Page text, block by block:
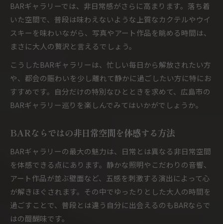
落ち着いたBAR時間を過ごしたい方へ
BARで叶える心安らぐ大人の夜時間の過ごし方
BARでゆったり一人飲みを楽しむ方法を紹介
BARギャラリーでの上手な席選びポイント
クラシックカクテルが彩る上質なひととき
BARのプロが選ぶおすすめカクテルの魅力
BARギャラリーで楽しむウイスキーの奥深さ
BARタイムを彩るカクテルの選び方とコツ
BARで贅沢に過ごすクラシックカクテル体験
BARギャラリーで特別な夜を楽しむ方法
BARギャラリーで大人のデートを楽しむ秘訣
BARギャラリーでは、非日常感がさらに高まります。落ち着
いた空間で、普段は味わえないような上質なカクテルやウイ
スキーを味わいながら、写真やアート作品を眺める時間は、
まさに大人の贅沢と言えるでしょう。
こうしたBARギャラリーは、忙しい毎日から解放されたい方
や、都会の賑わいを少し離れて静かに過ごしたい方に特にお
すすめです。自分だけの特別なひとときを求めて、広島市の
BARギャラリー巡りを楽しんでみてはいかがでしょうか。
BARならではの非日常空間を体感する方法
BARギャラリーの最大の魅力は、日常とは異なる非日常空間
を体感できる点にあります。静かな照明やこだわりの音響、
アート作品が並ぶ壁面など、五感を刺激する演出によって心
が解きほぐされます。その中でゆったりとした大人の時間を
過ごすことで、普段とは違う自分に出会えるのもBARならで
はの醍醐味です。